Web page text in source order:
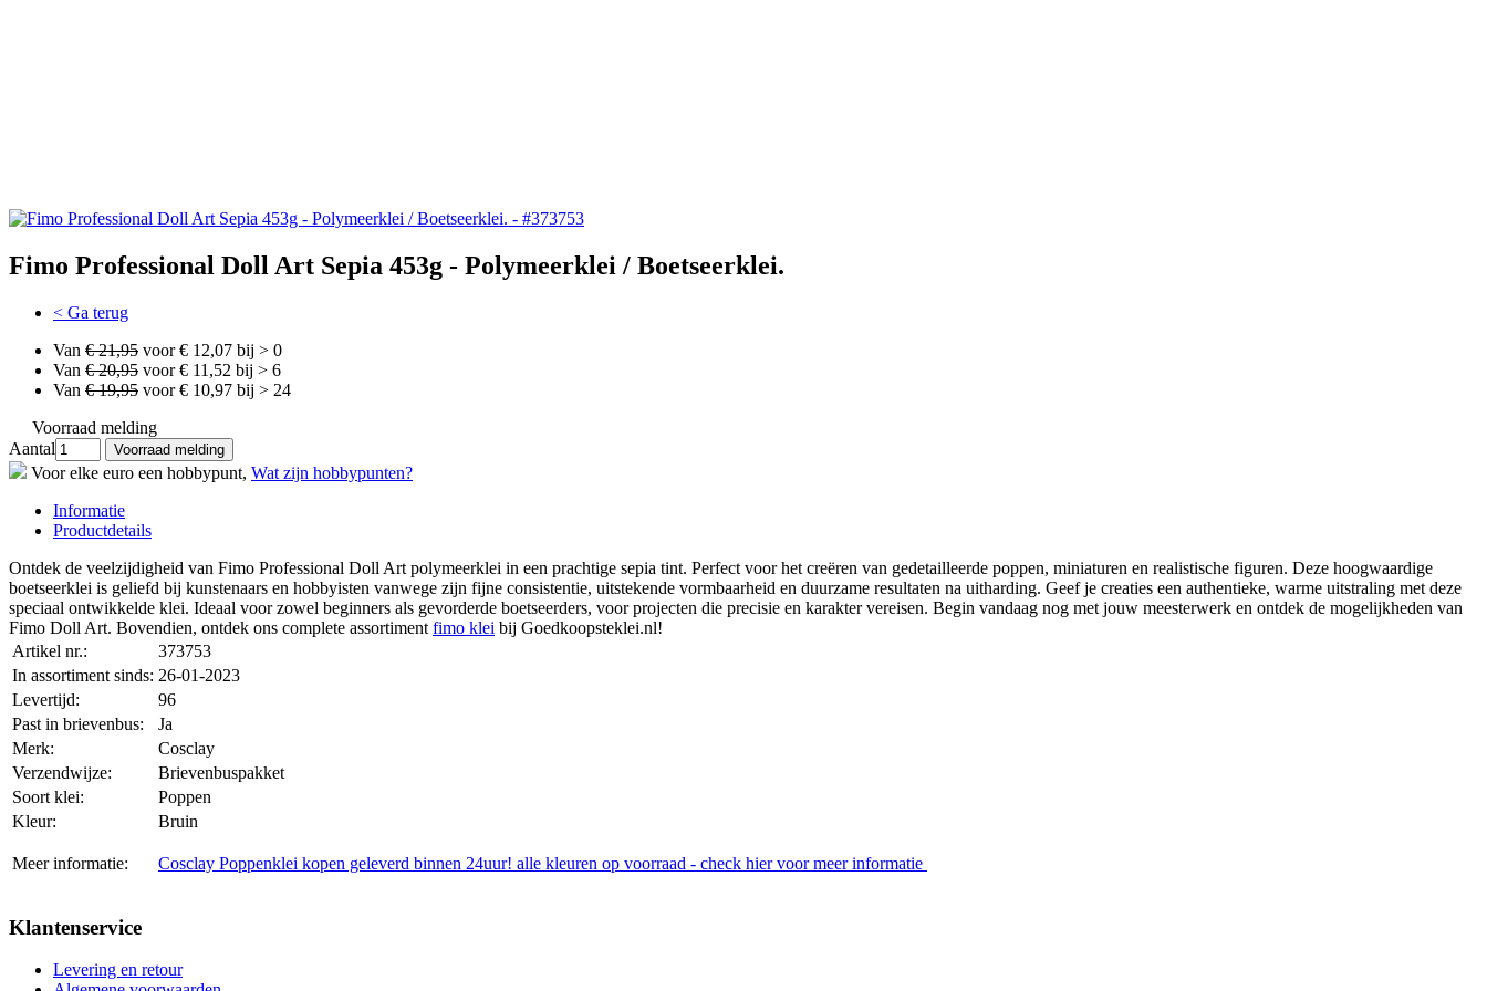
Fimo Professional Doll Art Sepia 453g - Polymeerklei / Boetseerklei.
< Ga terug
Van € 21,95 voor € 12,07 bij > 0
Van € 20,95 voor € 11,52 bij > 6
Van € 19,95 voor € 10,97 bij > 24
Voorraad melding
Aantal
Voor elke euro een hobbypunt, Wat zijn hobbypunten?
Informatie
Productdetails
Ontdek de veelzijdigheid van Fimo Professional Doll Art polymeerklei in een prachtige sepia tint. Perfect voor het creëren van gedetailleerde poppen, miniaturen en realistische figuren. Deze hoogwaardige
boetseerklei is geliefd bij kunstenaars en hobbyisten vanwege zijn fijne consistentie, uitstekende vormbaarheid en duurzame resultaten na uitharding. Geef je creaties een authentieke, warme uitstraling met deze
speciaal ontwikkelde klei. Ideaal voor zowel beginners als gevorderde boetseerders, voor projecten die precisie en karakter vereisen. Begin vandaag nog met jouw meesterwerk en ontdek de mogelijkheden van
Fimo Doll Art. Bovendien, ontdek ons complete assortiment fimo klei bij Goedkoopsteklei.nl!
Artikel nr.:
373753
In assortiment sinds: 26-01-2023
Levertijd:
96
Past in brievenbus:
Ja
Merk:
Cosclay
Verzendwijze:
Brievenbuspakket
Soort klei:
Poppen
Kleur:
Bruin
Meer informatie: Cosclay Poppenklei kopen geleverd binnen 24uur! alle kleuren op voorraad - check hier voor meer informatie
Klantenservice
Levering en retour